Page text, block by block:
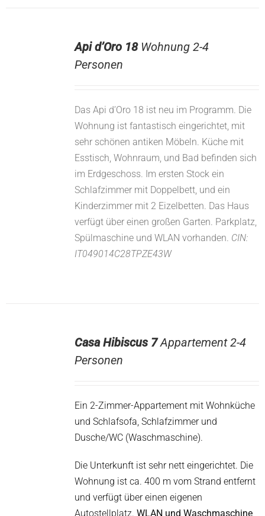
Api d’Oro 18Wohnung 2-4
Personen
Das Api d’Oro 18 ist neu im Programm. Die
Wohnung ist fantastisch eingerichtet, mit
sehr schönen antiken Möbeln. Küche mit
Esstisch, Wohnraum, und Bad befinden sich
im Erdgeschoss. Im ersten Stock ein
Schlafzimmer mit Doppelbett, und ein
Kinderzimmer mit 2 Eizelbetten. Das Haus
verfügt über einen großen Garten. Parkplatz,
Spülmaschine und WLAN vorhanden. CIN:
IT049014C28TPZE43W
Casa Hibiscus 7Appartement 2-4
Personen
Ein 2-Zimmer-Appartement mit Wohnküche
und Schlafsofa, Schlafzimmer und
Dusche/WC (Waschmaschine).
Die Unterkunft ist sehr nett eingerichtet. Die
Wohnung ist ca. 400 m vom Strand entfernt
und verfügt über einen eigenen
Autostellplatz. WLAN und Waschmaschine